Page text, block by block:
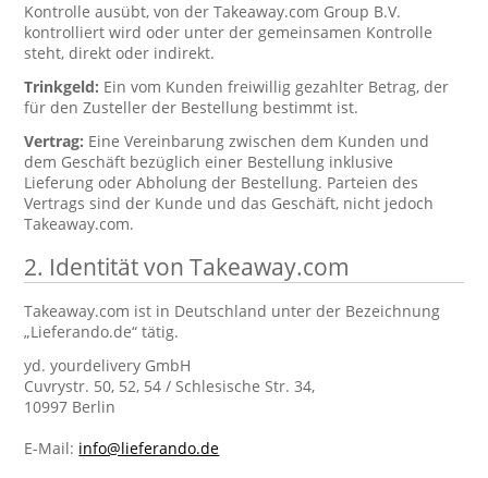
Kontrolle ausübt, von der Takeaway.com Group B.V.
kontrolliert wird oder unter der gemeinsamen Kontrolle
steht, direkt oder indirekt.
Trinkgeld: Ein vom Kunden freiwillig gezahlter Betrag, der
für den Zusteller der Bestellung bestimmt ist.
Vertrag: Eine Vereinbarung zwischen dem Kunden und
dem Geschäft bezüglich einer Bestellung inklusive
Lieferung oder Abholung der Bestellung. Parteien des
Vertrags sind der Kunde und das Geschäft, nicht jedoch
Takeaway.com.
2. Identität von Takeaway.com
Takeaway.com ist in Deutschland unter der Bezeichnung
„Lieferando.de“ tätig.
yd. yourdelivery GmbH
Cuvrystr. 50, 52, 54 / Schlesische Str. 34,
10997 Berlin
E-Mail: info@lieferando.de